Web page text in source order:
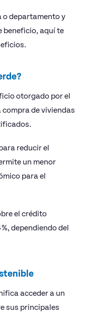
o departamento y
beneficio, aquí te
otorgado por el
compra de viviendas
reducir el
un menor
para el
el crédito
dependiendo del
acceder a un
sus principales